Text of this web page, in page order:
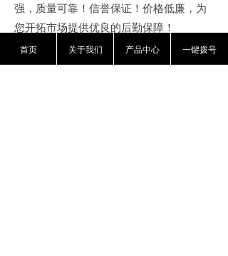
强，质量可靠！信誉保证！价格低廉，为
您开拓市场提供优良的后勤保障！
山东大型的高纯度四氢噻吩生产基地，四
氢噻吩生产厂家直销，山东四氢噻吩生产
首页 关于我们 产品中心 一键拨号